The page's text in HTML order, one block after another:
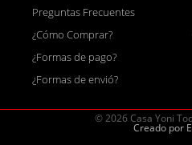
Preguntas Frecuentes
¿Cómo Comprar?
¿Formas de pago?
¿Formas de envió?
© 2026 Casa Yoni
Creado por